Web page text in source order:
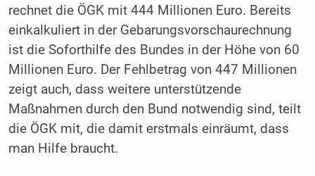
rechnet die ÖGK mit 444 Millionen Euro. Bereits
einkalkuliert in der Gebarungsvorschaurechnung
ist die Soforthilfe des Bundes in der Höhe von 60
Millionen Euro. Der Fehlbetrag von 447 Millionen
zeigt auch, dass weitere unterstützende
Maßnahmen durch den Bund notwendig sind, teilt
die ÖGK mit, die damit erstmals einräumt, dass
man Hilfe braucht.